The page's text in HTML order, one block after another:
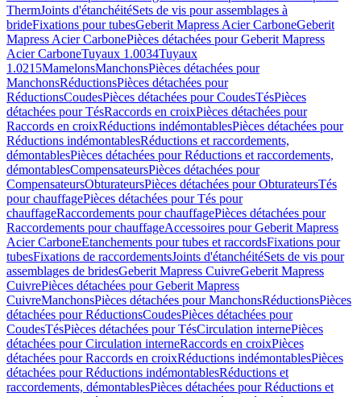
ThermJoints d'étanchéitéSets de vis pour assemblages à
brideFixations pour tubesGeberit Mapress Acier CarboneGeberit
Mapress Acier CarbonePièces détachées pour Geberit Mapress
Acier CarboneTuyaux 1.0034Tuyaux
1.0215MamelonsManchonsPièces détachées pour
ManchonsRéductionsPièces détachées pour
RéductionsCoudesPièces détachées pour CoudesTésPièces
détachées pour TésRaccords en croixPièces détachées pour
Raccords en croixRéductions indémontablesPièces détachées pour
Réductions indémontablesRéductions et raccordements,
démontablesPièces détachées pour Réductions et raccordements,
démontablesCompensateursPièces détachées pour
CompensateursObturateursPièces détachées pour ObturateursTés
pour chauffagePièces détachées pour Tés pour
chauffageRaccordements pour chauffagePièces détachées pour
Raccordements pour chauffageAccessoires pour Geberit Mapress
Acier CarboneEtanchements pour tubes et raccordsFixations pour
tubesFixations de raccordementsJoints d'étanchéitéSets de vis pour
assemblages de bridesGeberit Mapress CuivreGeberit Mapress
CuivrePièces détachées pour Geberit Mapress
CuivreManchonsPièces détachées pour ManchonsRéductionsPièces
détachées pour RéductionsCoudesPièces détachées pour
CoudesTésPièces détachées pour TésCirculation internePièces
détachées pour Circulation interneRaccords en croixPièces
détachées pour Raccords en croixRéductions indémontablesPièces
détachées pour Réductions indémontablesRéductions et
raccordements, démontablesPièces détachées pour Réductions et